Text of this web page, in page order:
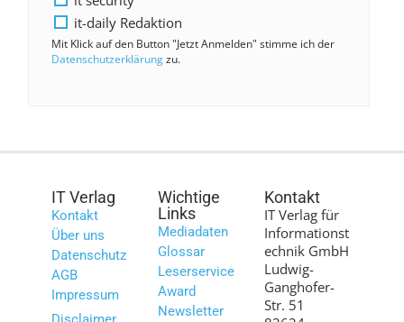
it-daily Redaktion
Mit Klick auf den Button "Jetzt Anmelden" stimme ich der
Datenschutzerklärungzu.
IT Verlag
Kontakt
Über uns
Datenschutz
AGB
Impressum
Wichtige
Links
Mediadaten
Glossar
Leserservice
Award
Newsletter
Kontakt
IT Verlag für
Informationst
echnik GmbH
Ludwig-
Ganghofer-
Str. 51